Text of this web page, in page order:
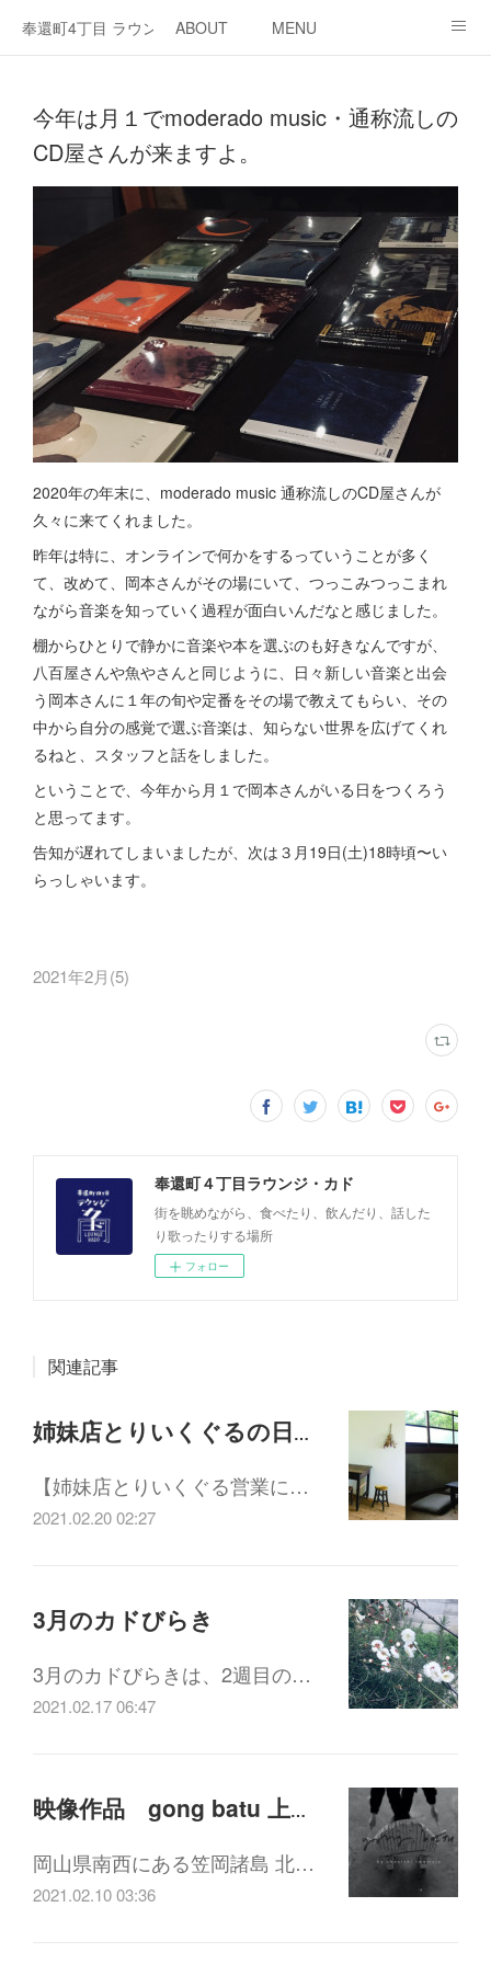
奉還町4丁目 ラウンジ・カド
ABOUT MENU
今年は月１でmoderado music・通称流しの
CD屋さんが来ますよ。
2020年の年末に、moderado music 通称流しのCD屋さんが
久々に来てくれました。
昨年は特に、オンラインで何かをするっていうことが多く
て、改めて、岡本さんがその場にいて、つっこみつっこまれ
ながら音楽を知っていく過程が面白いんだなと感じました。
棚からひとりで静かに音楽や本を選ぶのも好きなんですが、
八百屋さんや魚やさんと同じように、日々新しい音楽と出会
う岡本さんに１年の旬や定番をその場で教えてもらい、その
中から自分の感覚で選ぶ音楽は、知らない世界を広げてくれ
るねと、スタッフと話をしました。
ということで、今年から月１で岡本さんがいる日をつくろう
と思ってます。
告知が遅れてしまいましたが、次は３月19日(土)18時頃〜い
らっしゃいます。
2021年2月(5)
奉還町４丁目ラウンジ・カド
街を眺めながら、食べたり、飲んだり、話した
り歌ったりする場所
フォロー
関連記事
姉妹店とりいくぐるの日中滞在・ランチの時間が変わりました！
【姉妹店とりいくぐる営業に…
2021.02.20 02:27
3月のカドびらき
3月のカドびらきは、2週目の…
2021.02.17 06:47
映像作品 gong batu 上映会＋トークイベント 【オンライン・会場同時上映】
岡山県南西にある笠岡諸島 北…
2021.02.10 03:36